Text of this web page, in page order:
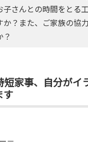
子さんとの時間をとる
か？また、ご家族の協
？
短家事、自分がイ
す
－